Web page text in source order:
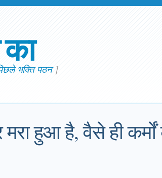
भक्ति पठन]
हुआ है, वैसे ही कर्मों